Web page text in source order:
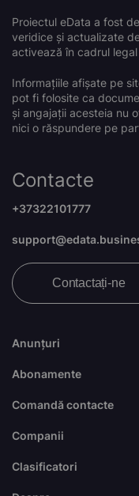
Proiectul eData a fost
veridice și actualizate
activează în cadrul
Informațiile afișate pe
pot fi folosite ca
și angajații acesteia nu
nici o răspundere pe
Anunțuri
Abonamente
Comandă contacte
Companii
Clasificatori
Contacte
+37322101777
Contactați-ne